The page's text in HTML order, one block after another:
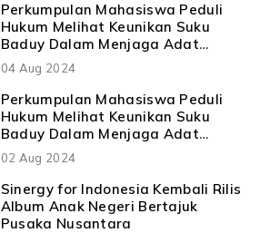
Perkumpulan Mahasiswa Peduli
Hukum Melihat Keunikan Suku
Baduy Dalam Menjaga Adat
Istiadatnya
04 Aug 2024
Perkumpulan Mahasiswa Peduli
Hukum Melihat Keunikan Suku
Baduy Dalam Menjaga Adat
Istiadatnya
02 Aug 2024
Sinergy for Indonesia Kembali Rilis
Album Anak Negeri Bertajuk
Pusaka Nusantara